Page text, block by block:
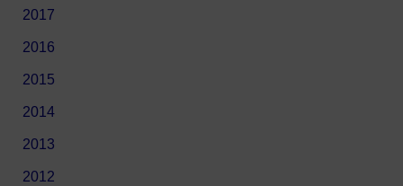
2017
2016
2015
2014
2013
2012